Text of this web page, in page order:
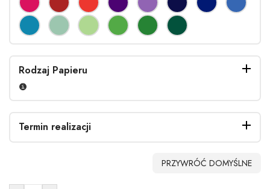
Rodzaj Papieru
Termin realizacji
PRZYWRÓĆ DOMYŚLNE